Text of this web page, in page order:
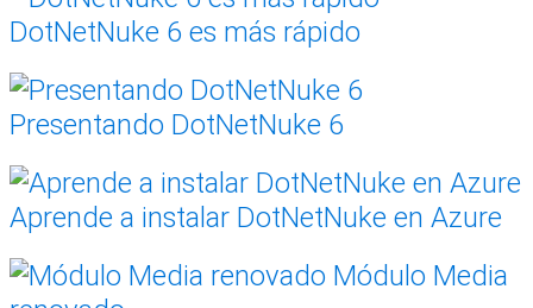
DotNetNuke 6 es más rápido
Presentando DotNetNuke 6
Aprende a instalar DotNetNuke en Azure
Módulo Media